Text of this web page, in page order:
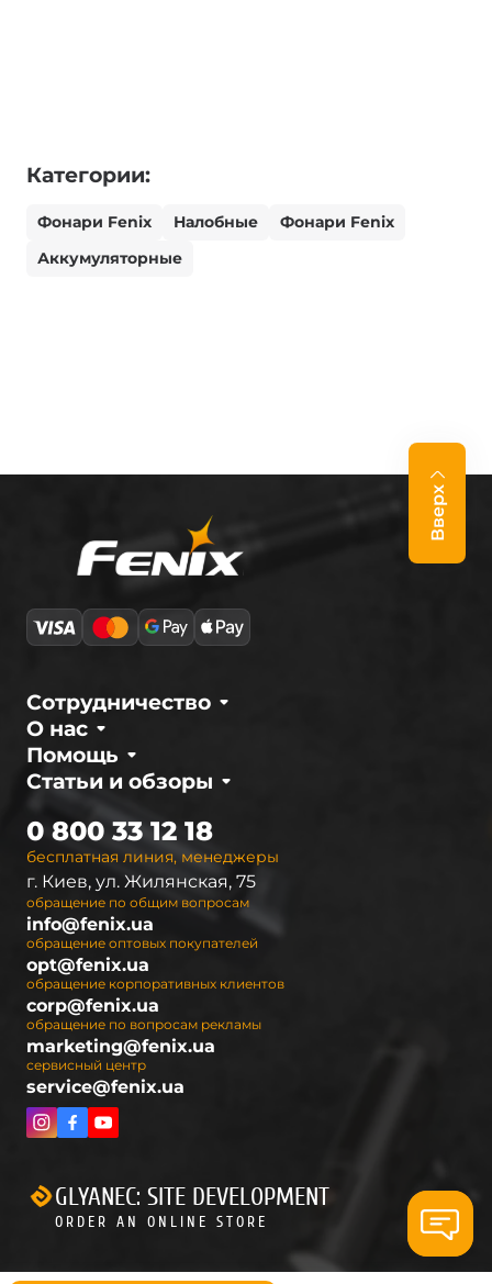
Категории:
Фонари Fenix Налобные
Фонари Fenix
Аккумуляторные
Вверх
О нас
Сотрудничество
Статьи и обзоры
Помощь
бесплатная линия, менеджеры
0 800 33 12 18
г. Киев, ул. Жилянская, 75
обращение по общим вопросам
info@fenix.ua
обращение оптовых покупателей
opt@fenix.ua
обращение корпоративных клиентов
corp@fenix.ua
обращение по вопросам рекламы
marketing@fenix.ua
сервисный центр
service@fenix.ua
GLYANEC: SITE DEVELOPMENT
ORDER AN ONLINE STORE